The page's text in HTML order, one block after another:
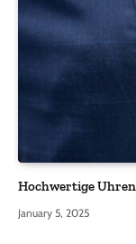
Hochwertige
January 5, 2025